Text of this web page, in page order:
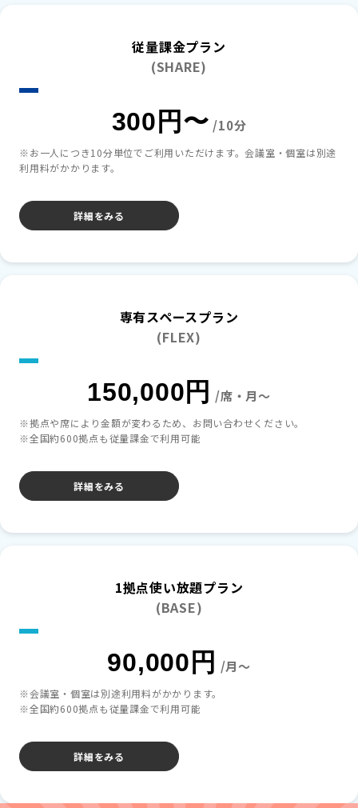
従量課金プラン
(SHARE)
300円〜 /10分
※お一人につき10分単位でご利用いただけます。会議室・個室は別途
利用料がかかります。
詳細をみる
専有スペースプラン
(FLEX)
150,000円 /席・月～
※拠点や席により金額が変わるため、お問い合わせください。
※全国約600拠点も従量課金で利用可能
詳細をみる
1拠点使い放題プラン
(BASE)
90,000円 /月～
※会議室・個室は別途利用料がかかります。
※全国約600拠点も従量課金で利用可能
詳細をみる